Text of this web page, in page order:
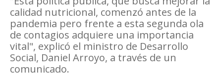
calidad nutricional, comenzó antes de la
pandemia pero frente a esta segunda ola
de contagios adquiere una importancia
vital", explicó el ministro de Desarrollo
Social, Daniel Arroyo, a través de un
comunicado.